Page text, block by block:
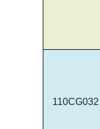
110CG032